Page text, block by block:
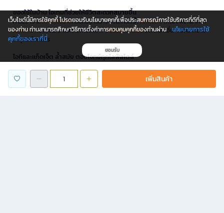
เพิ่มสินค้า
ของใช้ในบ้าน ไอเทมที่ช่วยให้ชีวิตสะดวกสบายขึ้น
ที่ B2S เรามีของใช้ในบ้านครบครัน ไม่ว่าจะเป็นกาต้มน้ำAnitech, เครื่องฟอกอากาศ
Xiaomi, หน้ากากอนามัยทางการแพทย์Double A Careและสินค้าอื่น ๆ อีกมากมาย
ให้คุณเลือกสรร
ไอทีและแก็ดเจ็ต ล้ำสมัย ตอบโจทย์ทุกไลฟ์สไตล์
ทุกไลฟ์สไตล์ดิจิทัล ไม่ว่าจะเป็น เครื่องทำลายเอกสาร
เพื่อความปลอดภัยของ
ข้อมูล, เอ็กซ์เทอนัลฮาร์ดดิสก์
WD , หรือ คีย์บอร์ดไร้สายเมาส์คอมโบGEEZER
เว็บไซต์นี้มีการใช้คุกกี้ โปรดยอมรับนโยบายคุกกี้เพื่อประสบการณ์การใช้บริการที่ดีที่สุด
ของท่าน ท่านสามารถศึกษาวิธีการตั้งค่าการควบคุมคุกกี้ของท่านผ่าน นโยบายการใช้
คุกกี้ของเราที่นี่
ยอมรับ